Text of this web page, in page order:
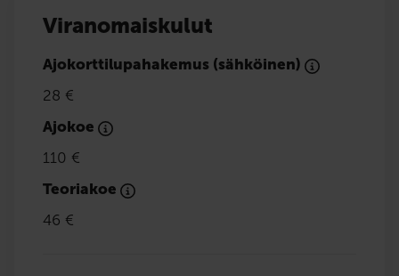
Viranomaiskulut
Ajokorttilupahakemus (sähköinen)
28 €
Ajokoe
110 €
Teoriakoe
46 €